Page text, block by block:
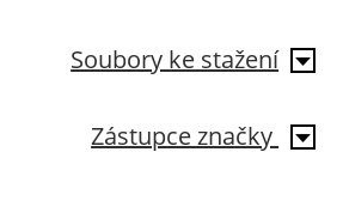
Soubory ke stažení
Zástupce značky